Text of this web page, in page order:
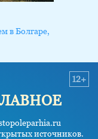
в Болгаре,
источников.
12+